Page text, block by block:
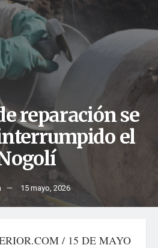
reparación se
el
15 mayo, 2026
/ 15 DE MAYO